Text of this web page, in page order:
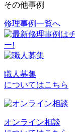
その他事例
投
稿
ナ
ビ
ゲ
ー
シ
修理事例一覧へ
職人募集
についてはこちら
オンライン相談